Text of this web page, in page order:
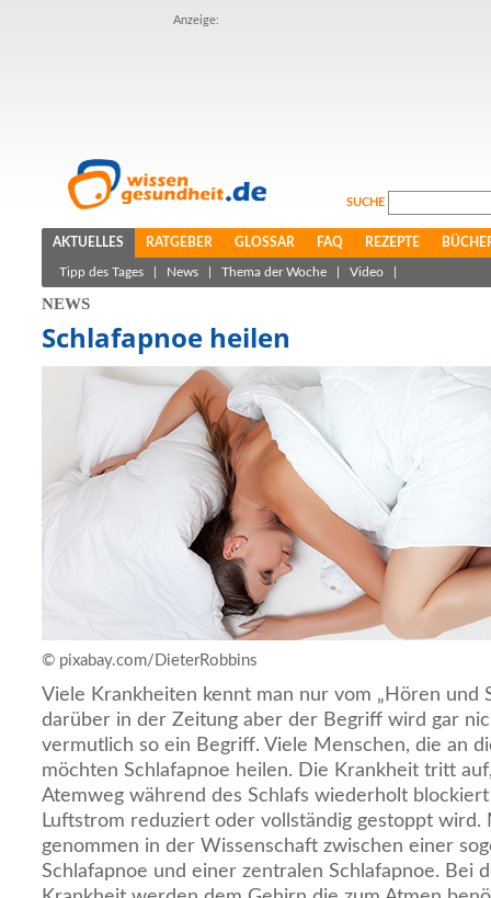
Anzeige:
SUCHE
AKTUELLES RATGEBER GLOSSAR FAQ REZEPTE
Tipp des Tages News Thema der Woche Video
NEWS
Schlafapnoe heilen
© pixabay.com/DieterRobbins
Viele Krankheiten kennt man nur vom „Hören und
darüber in der Zeitung aber der Begriff wird gar
vermutlich so ein Begriff. Viele Menschen, die an
möchten Schlafapnoe heilen. Die Krankheit tritt
Atemweg während des Schlafs wiederholt
Luftstrom reduziert oder vollständig gestoppt
genommen in der Wissenschaft zwischen einer
Schlafapnoe und einer zentralen Schlafapnoe. Bei